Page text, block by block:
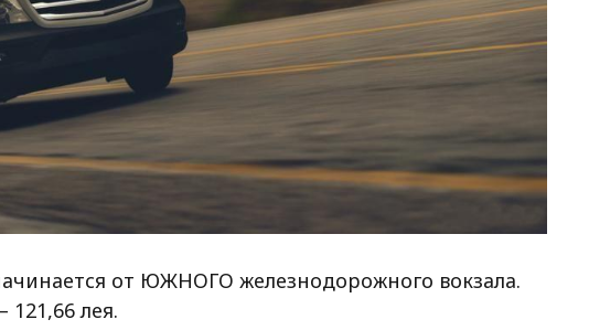
от ЮЖНОГО железнодорожного вокзала.
лея.